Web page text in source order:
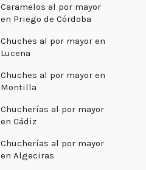
Caramelos al por mayor
en Priego de Córdoba
Chuches al por mayor en
Lucena
Chuches al por mayor en
Montilla
Chucherías al por mayor
en Cádiz
Chucherías al por mayor
en Algeciras